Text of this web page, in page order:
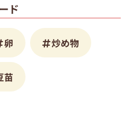
ド
卵 炒め物
苗